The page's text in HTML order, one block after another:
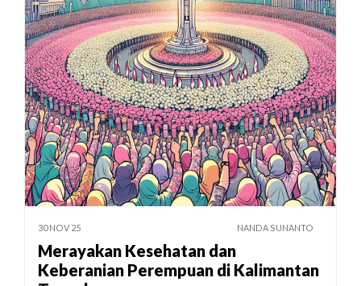
30 NOV 25 NANDA SUNANTO
Merayakan Kesehatan dan
Keberanian Perempuan di Kalimantan